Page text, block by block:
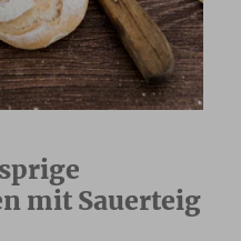
mit Sauerteig